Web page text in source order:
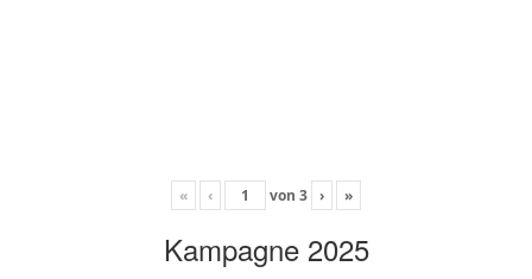
« ‹ von 3 › »
Kampagne 2025